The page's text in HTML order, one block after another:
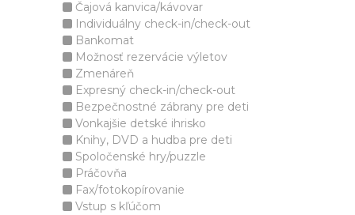
Čajová kanvica/kávovar
Individuálny check-in/check-out
Bankomat
Možnosť rezervácie výletov
Zmenáreň
Expresný check-in/check-out
Bezpečnostné zábrany pre deti
Vonkajšie detské ihrisko
Knihy, DVD a hudba pre deti
Spoločenské hry/puzzle
Práčovňa
Fax/fotokopírovanie
Vstup s kľúčom